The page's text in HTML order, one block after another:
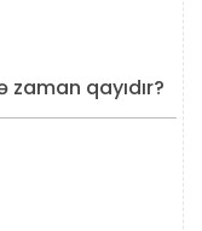
zaman qayıdır?